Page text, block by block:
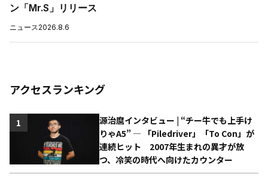
ン「Mr.S」リリース
ニュース2026.8.6
アクセスランキング
源治麿インタビュー | “チー牛でも上手け
りゃA5” ― 「Piledriver」「To Con」が
連続ヒット 2007年生まれの異才が放
つ、冷笑の時代へ向けたカウンター
1